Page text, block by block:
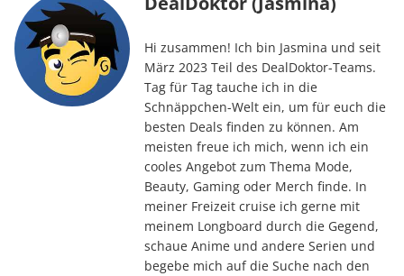
Hi zusammen! Ich bin Jasmina und seit
März 2023 Teil des DealDoktor-Teams.
Tag für Tag tauche ich in die
Schnäppchen-Welt ein, um für euch die
besten Deals finden zu können. Am
meisten freue ich mich, wenn ich ein
cooles Angebot zum Thema Mode,
Beauty, Gaming oder Merch finde. In
meiner Freizeit cruise ich gerne mit
meinem Longboard durch die Gegend,
schaue Anime und andere Serien und
begebe mich auf die Suche nach den